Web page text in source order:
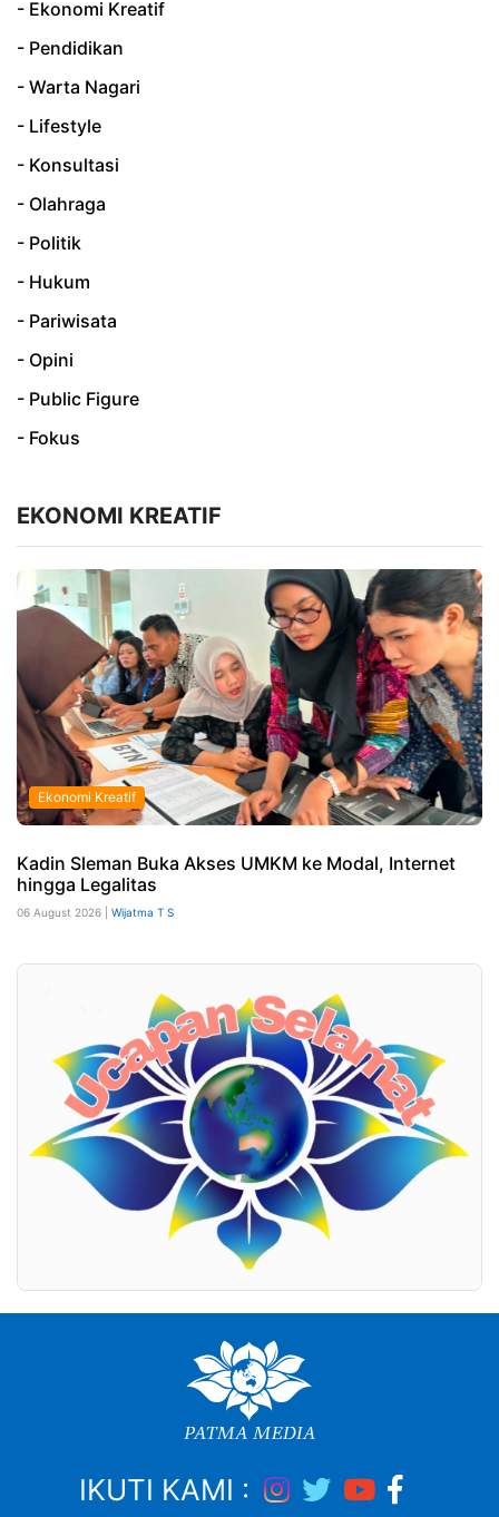
- Ekonomi Kreatif
- Pendidikan
- Warta Nagari
- Lifestyle
- Konsultasi
- Olahraga
- Politik
- Hukum
- Pariwisata
- Opini
- Public Figure
- Fokus
EKONOMI KREATIF
Ekonomi Kreatif
Kadin Sleman Buka Akses UMKM ke Modal, Internet
hingga Legalitas
06 August 2026 | Wijatma T S
IKUTI KAMI :